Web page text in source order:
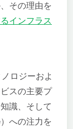
その理由を
インフラス
ロジーおよ
スの主要プ
識、そして
への注力を